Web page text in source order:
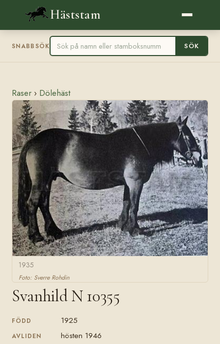
Häststam
SNABBSÖK SÖK
Raser › Dölehäst
1935
Foto: Sverre Rohdin
Svanhild N 10355
FÖDD 1925
AVLIDEN hösten 1946